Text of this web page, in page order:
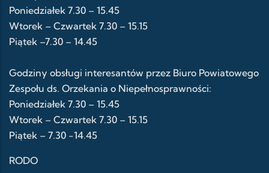
Poniedziałek 7.30 – 15.45
Wtorek – Czwartek 7.30 – 15.15
Piątek –7.30 – 14.45
Godziny obsługi interesantów przez Biuro Powiatowego
Zespołu ds. Orzekania o Niepełnosprawności:
Poniedziałek 7.30 – 15.45
Wtorek – Czwartek 7.30 – 15.15
Piątek – 7.30 -14.45
RODO